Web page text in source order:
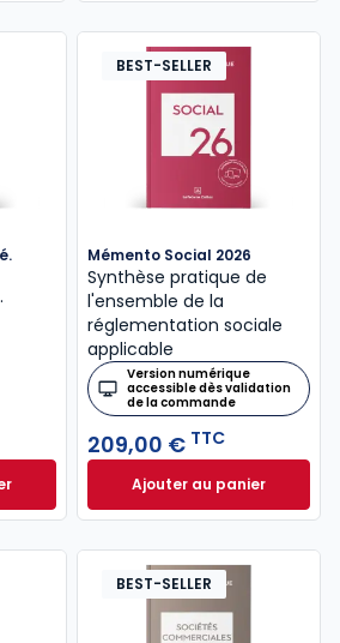
2027 annoté. Édition limitée à 22,00 € TTC
BEST-SELLER
Mémento Social 2026
Synthèse pratique de
l'ensemble de la
réglementation sociale
applicable
Version numérique
accessible dès validation
de la commande
209,00 € TTC
Ajouter au panier
Mémento Social
BEST-SELLER